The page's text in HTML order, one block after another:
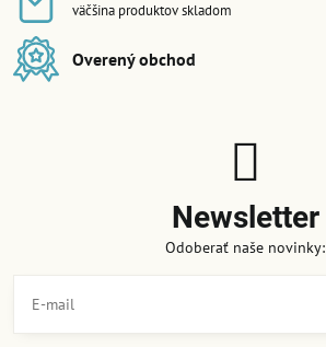
väčšina produktov skladom
Overený obchod
Newsletter
Odoberať naše novinky: